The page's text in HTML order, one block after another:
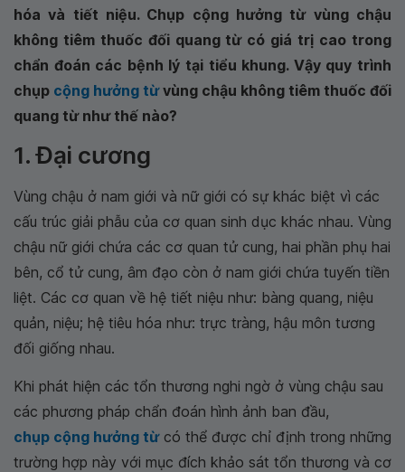
hóa và tiết niệu. Chụp cộng hưởng từ vùng chậu
không tiêm thuốc đối quang từ có giá trị cao trong
chẩn đoán các bệnh lý tại tiểu khung. Vậy quy trình
chụp cộng hưởng từvùng chậu không tiêm thuốc đối
quang từ như thế nào?
1. Đại cương
Vùng chậu ở nam giới và nữ giới có sự khác biệt vì các
cấu trúc giải phẫu của cơ quan sinh dục khác nhau. Vùng
chậu nữ giới chứa các cơ quan tử cung, hai phần phụ hai
bên, cổ tử cung, âm đạo còn ở nam giới chứa tuyến tiền
liệt. Các cơ quan về hệ tiết niệu như: bàng quang, niệu
quản, niệu; hệ tiêu hóa như: trực tràng, hậu môn tương
đối giống nhau.
Khi phát hiện các tổn thương nghi ngờ ở vùng chậu sau
các phương pháp chẩn đoán hình ảnh ban đầu,
chụp cộng hưởng từcó thể được chỉ định trong những
trường hợp này với mục đích khảo sát tổn thương và cơ